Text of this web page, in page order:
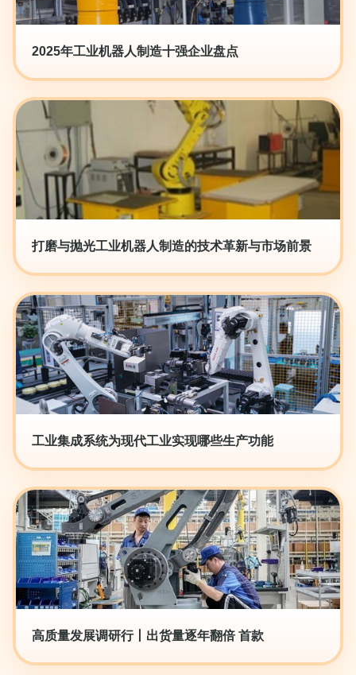
2025年工业机器人制造十强企业盘点
打磨与抛光工业机器人制造的技术革新与市场前景
工业集成系统为现代工业实现哪些生产功能
高质量发展调研行丨出货量逐年翻倍 首款